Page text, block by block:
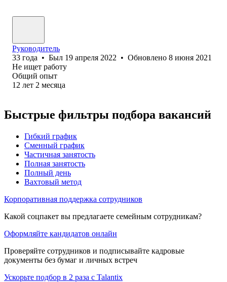
Руководитель
33 года • Был 19 апреля 2022 • Обновлено 8 июня 2021
Не ищет работу
Общий опыт
12 лет 2 месяца
Быстрые фильтры подбора вакансий
Гибкий график
Сменный график
Частичная занятость
Полная занятость
Полный день
Вахтовый метод
Корпоративная поддержка сотрудников
Какой соцпакет вы предлагаете семейным сотрудникам?
Оформляйте кандидатов онлайн
Проверяйте сотрудников и подписывайте кадровые
документы без бумаг и личных встреч
Ускорьте подбор в 2 раза с Talantix